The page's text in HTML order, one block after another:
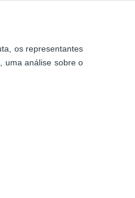
os representantes
uma análise sobre o